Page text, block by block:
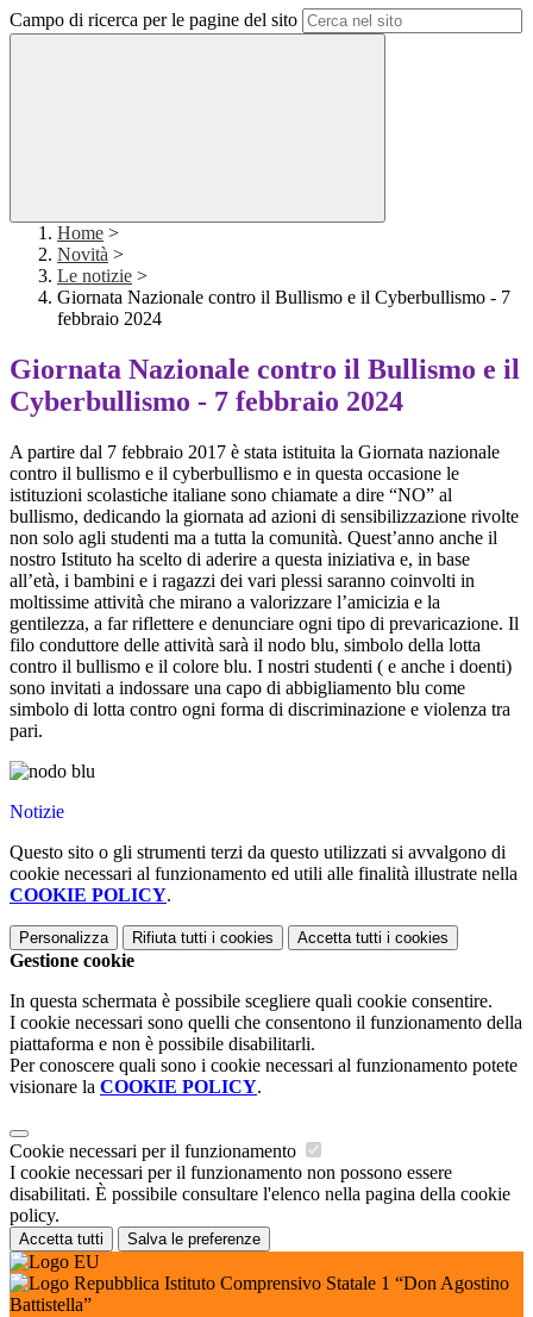
Campo di ricerca per le pagine del sito
Home >
Novità >
Le notizie >
Giornata Nazionale contro il Bullismo e il Cyberbullismo - 7
febbraio 2024
Giornata Nazionale contro il Bullismo e il
Cyberbullismo - 7 febbraio 2024
A partire dal 7 febbraio 2017 è stata istituita la Giornata nazionale
contro il bullismo e il cyberbullismo e in questa occasione le
istituzioni scolastiche italiane sono chiamate a dire “NO” al
bullismo, dedicando la giornata ad azioni di sensibilizzazione rivolte
non solo agli studenti ma a tutta la comunità. Quest’anno anche il
nostro Istituto ha scelto di aderire a questa iniziativa e, in base
all’età, i bambini e i ragazzi dei vari plessi saranno coinvolti in
moltissime attività che mirano a valorizzare l’amicizia e la
gentilezza, a far riflettere e denunciare ogni tipo di prevaricazione. Il
filo conduttore delle attività sarà il nodo blu, simbolo della lotta
contro il bullismo e il colore blu. I nostri studenti ( e anche i doenti)
sono invitati a indossare una capo di abbigliamento blu come
simbolo di lotta contro ogni forma di discriminazione e violenza tra
pari.
Notizie
Questo sito o gli strumenti terzi da questo utilizzati si avvalgono di
cookie necessari al funzionamento ed utili alle finalità illustrate nella
COOKIE POLICY.
Personalizza Rifiuta tutti i cookies Accetta tutti i cookies
Gestione cookie
In questa schermata è possibile scegliere quali cookie consentire.
I cookie necessari sono quelli che consentono il funzionamento della
piattaforma e non è possibile disabilitarli.
Per conoscere quali sono i cookie necessari al funzionamento potete
visionare la COOKIE POLICY.
Cookie necessari per il funzionamento
I cookie necessari per il funzionamento non possono essere
disabilitati. È possibile consultare l'elenco nella pagina della cookie
policy.
Accetta tutti Salva le preferenze
Istituto Comprensivo Statale 1 “Don Agostino
Battistella”